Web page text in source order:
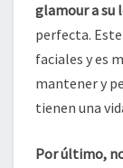
glamour a su
perfecta.
faciales y es
mantener y
tienen una
Por último,